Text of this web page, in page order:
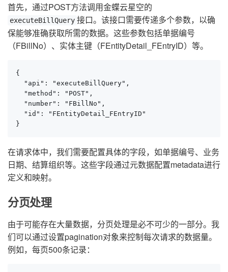
首先，通过POST方法调用金蝶云星空的
executeBillQuery 接口。该接口需要传递多个参数，以确
保能够准确获取所需的数据。这些参数包括单据编号
（FBillNo）、实体主键（FEntityDetail_FEntryID）等。
{
  "api": "executeBillQuery",
  "method": "POST",
  "number": "FBillNo",
  "id": "FEntityDetail_FEntryID"
}
在请求体中，我们需要配置具体的字段，如单据编号、业务
日期、结算组织等。这些字段通过元数据配置metadata进行
定义和映射。
分页处理
由于可能存在大量数据，分页处理是必不可少的一部分。我
们可以通过设置pagination对象来控制每次请求的数据量。
例如，每页500条记录：